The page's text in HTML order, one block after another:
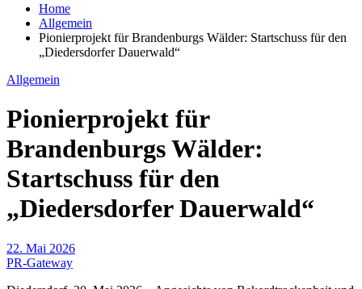
Home
Allgemein
Pionierprojekt für Brandenburgs Wälder: Startschuss für den
„Diedersdorfer Dauerwald“
Allgemein
Pionierprojekt für
Brandenburgs Wälder:
Startschuss für den
„Diedersdorfer Dauerwald“
22. Mai 2026
PR-Gateway